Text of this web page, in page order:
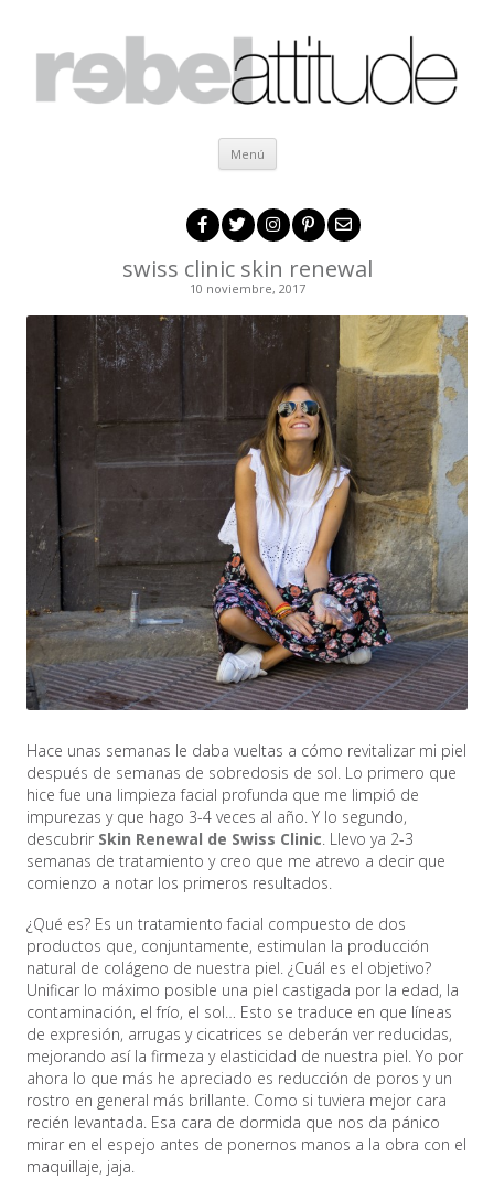
Menú Ir al contenido
swiss clinic skin renewal
10 noviembre, 2017
Hace unas semanas le daba vueltas a cómo revitalizar mi piel
después de semanas de sobredosis de sol. Lo primero que
hice fue una limpieza facial profunda que me limpió de
impurezas y que hago 3-4 veces al año. Y lo segundo,
descubrir Skin Renewal de Swiss Clinic. Llevo ya 2-3
semanas de tratamiento y creo que me atrevo a decir que
comienzo a notar los primeros resultados.
¿Qué es? Es un tratamiento facial compuesto de dos
productos que, conjuntamente, estimulan la producción
natural de colágeno de nuestra piel. ¿Cuál es el objetivo?
Unificar lo máximo posible una piel castigada por la edad, la
contaminación, el frío, el sol… Esto se traduce en que líneas
de expresión, arrugas y cicatrices se deberán ver reducidas,
mejorando así la firmeza y elasticidad de nuestra piel. Yo por
ahora lo que más he apreciado es reducción de poros y un
rostro en general más brillante. Como si tuviera mejor cara
recién levantada. Esa cara de dormida que nos da pánico
mirar en el espejo antes de ponernos manos a la obra con el
maquillaje, jaja.